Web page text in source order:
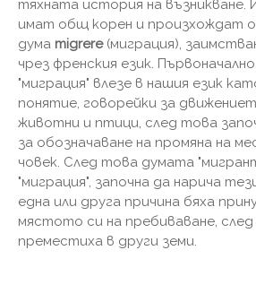
тяхната история на възникване.
имат общ корен и произхождат
дума migrere(миграция),
чрез френския език.
"миграция" влезе в нашия език
понятие, говорейки за
животни и птици, след това
за обозначаване на промяна на
човек. След това думата
"миграция", започна да нарича
една или друга причина бяха
мястото си на пребиваване,
преместиха в други земи.